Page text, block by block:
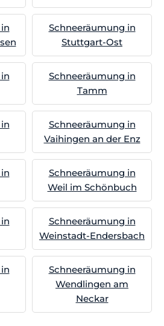
Schneeräumung in
Stuttgart-Ost
Schneeräumung in
Tamm
Schneeräumung in
Vaihingen an der Enz
Schneeräumung in
Weil im Schönbuch
Schneeräumung in
Weinstadt-Endersbach
Schneeräumung in
Wendlingen am
Neckar